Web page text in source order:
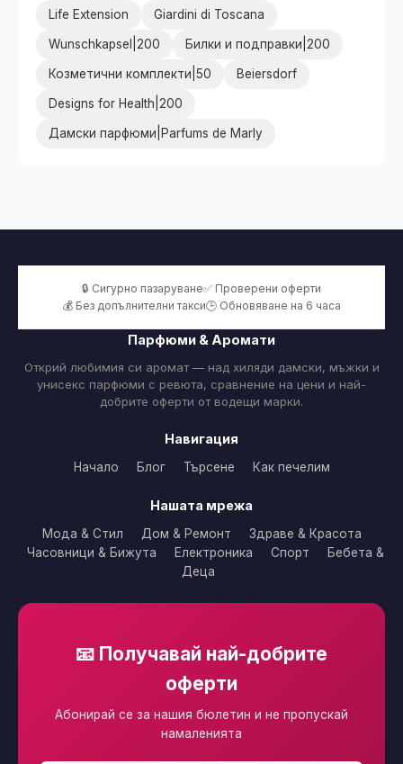
Life Extension Giardini di Toscana
Wunschkapsel|200 Билки и подправки|200
Козметични комплекти|50 Beiersdorf
Designs for Health|200
Дамски парфюми|Parfums de Marly
🔒 Сигурно пазаруване✅ Проверени оферти
💰 Без допълнителни такси🕒 Обновяване на 6 часа
Парфюми & Аромати
Открий любимия си аромат — над хиляди дамски, мъжки и
унисекс парфюми с ревюта, сравнение на цени и най-
добрите оферти от водещи марки.
Навигация
Начало Блог Търсене Как печелим
Нашата мрежа
Мода & Стил Дом & Ремонт
Здраве & Красота
Часовници & Бижута
Електроника Спорт
Бебета &
Деца
📧 Получавай най-добрите
оферти
Абонирай се за нашия бюлетин и не пропускай
намаленията